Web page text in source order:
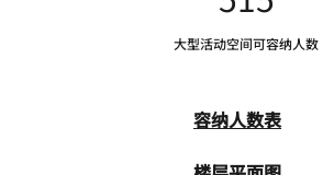
大型活动空间可容纳人数
容纳人数表